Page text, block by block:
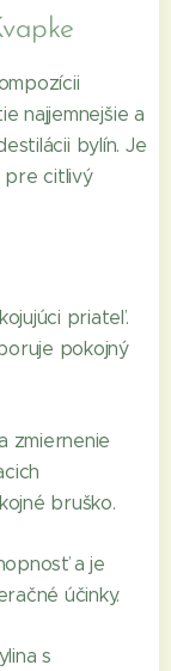
najjemnejšie a
bylín. Je
pre citlivý
priateľ.
pokojný
zmiernenie
bruško.
a je
účinky.
s